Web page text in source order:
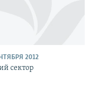
2012
сектор